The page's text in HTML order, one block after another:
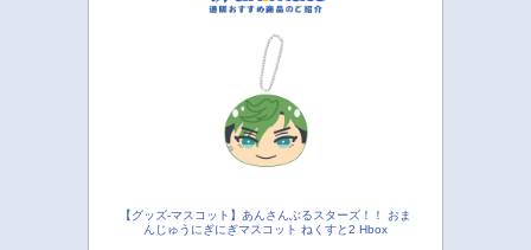
【グッズ-マスコット】あんさんぶるスターズ！！ おま
んじゅうにぎにぎマスコット ねくすと2 Hbox